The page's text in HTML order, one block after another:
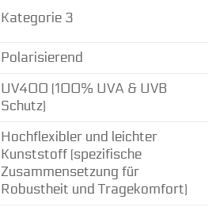
Kategorie 3
Polarisierend
UV400 (100% UVA & UVB
Schutz)
Hochflexibler und leichter
Kunststoff (spezifische
Zusammensetzung für
Robustheit und Tragekomfort)